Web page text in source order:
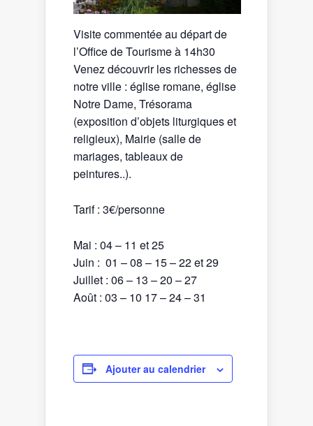
Visite commentée au départ de
l’Office de Tourisme à 14h30
Venez découvrir les richesses de
notre ville : église romane, église
Notre Dame, Trésorama
(exposition d’objets liturgiques et
religieux), Mairie (salle de
mariages, tableaux de
peintures..).
Tarif : 3€/personne
Mai : 04 – 11 et 25
Juin : 01 – 08 – 15 – 22 et 29
Juillet : 06 – 13 – 20 – 27
Août : 03 – 10 17 – 24 – 31
Ajouter au calendrier